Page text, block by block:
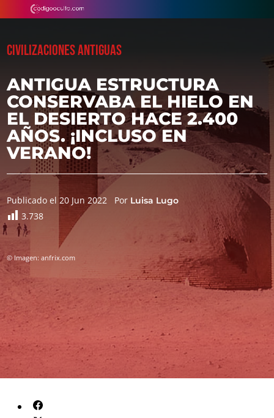
CIVILIZACIONES ANTIGUAS
ANTIGUA ESTRUCTURA
CONSERVABA EL HIELO EN
EL DESIERTO HACE 2.400
AÑOS. ¡INCLUSO EN
VERANO!
Publicado el 20 Jun 2022 Por Luisa Lugo
3.738
© Imagen: anfrix.com